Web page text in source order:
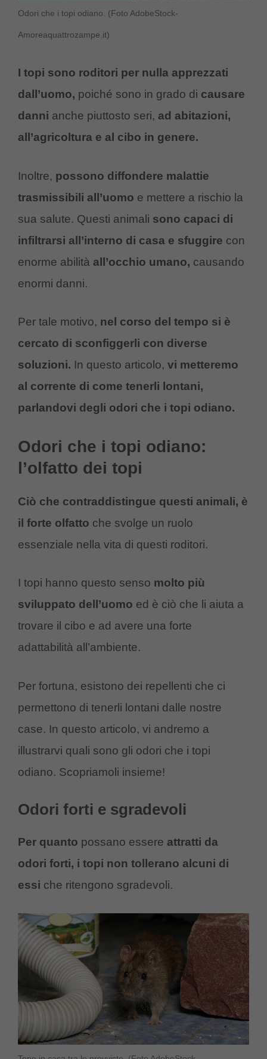
Odori che i topi odiano. (Foto AdobeStock-
Amoreaquattrozampe.it)
I topi sono roditori per nulla apprezzati
dall’uomo, poiché sono in grado di causare
danni anche piuttosto seri, ad abitazioni,
all’agricoltura e al cibo in genere.
Inoltre, possono diffondere malattie
trasmissibili all’uomo e mettere a rischio la
sua salute. Questi animali sono capaci di
infiltrarsi all’interno di casa e sfuggire con
enorme abilità all’occhio umano, causando
enormi danni.
Per tale motivo, nel corso del tempo si è
cercato di sconfiggerli con diverse
soluzioni. In questo articolo, vi metteremo
al corrente di come tenerli lontani,
parlandovi degli odori che i topi odiano.
Odori che i topi odiano:
l’olfatto dei topi
Ciò che contraddistingue questi animali, è
il forte olfatto che svolge un ruolo
essenziale nella vita di questi roditori.
I topi hanno questo senso molto più
sviluppato dell’uomo ed è ciò che li aiuta a
trovare il cibo e ad avere una forte
adattabilità all’ambiente.
Per fortuna, esistono dei repellenti che ci
permettono di tenerli lontani dalle nostre
case. In questo articolo, vi andremo a
illustrarvi quali sono gli odori che i topi
odiano. Scopriamoli insieme!
Odori forti e sgradevoli
Per quanto possano essere attratti da
odori forti, i topi non tollerano alcuni di
essi che ritengono sgradevoli.